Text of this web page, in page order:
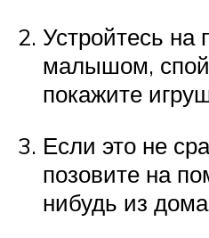
Устройтесь на
малышом,
покажите
Если это не
позовите на
нибудь из